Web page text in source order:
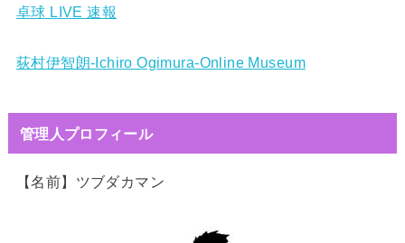
卓球 LIVE 速報
荻村伊智朗-Ichiro Ogimura-Online Museum
管理人プロフィール
【名前】ツブダカマン